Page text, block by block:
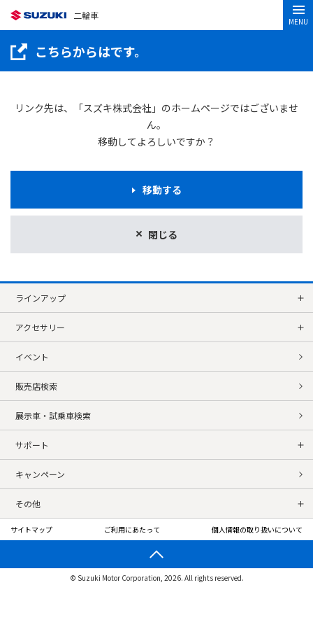
二輪車
MENU
こちらからはです。
リンク先は、「スズキ株式会社」のホームページではございませ
ん。
移動してよろしいですか？
閉じる
移動する
ラインアップ
アクセサリー
イベント
販売店検索
展示車・試乗車検索
サポート
キャンペーン
その他
サイトマップ ご利用にあたって 個人情報の取り扱いについて
© Suzuki Motor Corporation, 2026. All rights reserved.